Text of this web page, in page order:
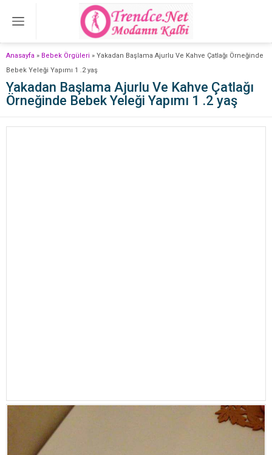
Anasayfa » Bebek Örgüleri » Yakadan Başlama Ajurlu Ve Kahve Çatlağı Örneğinde
Bebek Yeleği Yapımı 1 .2 yaş
Yakadan Başlama Ajurlu Ve Kahve Çatlağı
Örneğinde Bebek Yeleği Yapımı 1 .2 yaş